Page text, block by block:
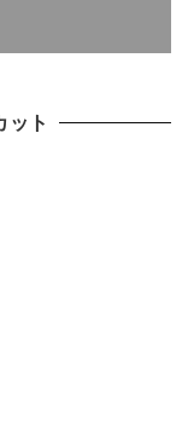
ト